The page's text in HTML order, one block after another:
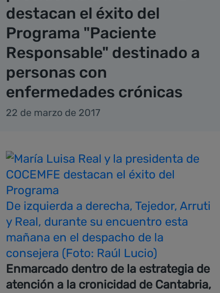
destacan el éxito del
Programa "Paciente
Responsable" destinado a
personas con
enfermedades crónicas
22 de marzo de 2017
De izquierda a derecha, Tejedor, Arruti
y Real, durante su encuentro esta
mañana en el despacho de la
consejera (Foto: Raúl Lucio)
Enmarcado dentro de la estrategia de
atención a la cronicidad de Cantabria,